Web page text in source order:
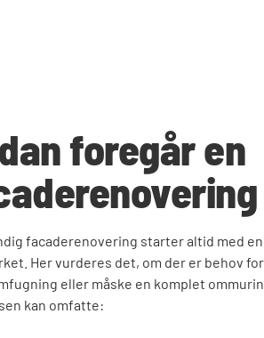
foregår en
facaderenovering starter altid med
Her vurderes det, om der er behov
eller måske en komplet
kan omfatte: